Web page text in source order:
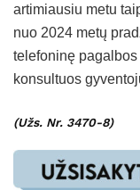
artimiausiu metu
nuo 2024 metų
telefoninę
konsultuos
(Užs. Nr. 3470-8)